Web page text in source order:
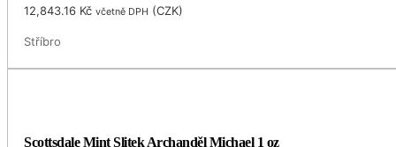
12,843.16 Kč včetně DPH (CZK)
Stříbro
Scottsdale Mint Slitek Archanděl Michael 1 oz